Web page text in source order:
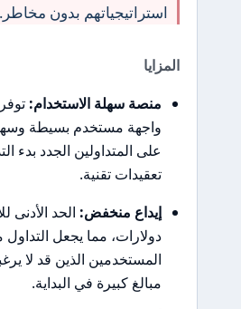
استراتيجياتهم بدون مخاطر.
المزايا
منصة سهلة الاستخدام:
واجهة مستخدم بسيطة
على المتداولين الجدد بدء
تعقيدات تقنية.
إيداع منخفض:
دولارات، مما يجعل التداول
المستخدمين الذين قد لا
مبالغ كبيرة في البداية.